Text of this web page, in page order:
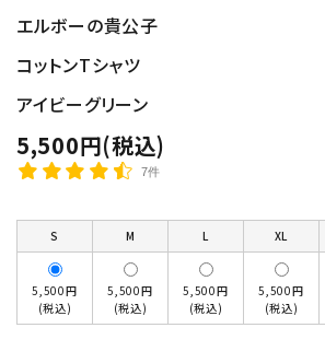
エルボーの貴公子
コットンTシャツ
アイビーグリーン
5,500円(税込)
7件
S M L XL
5,500円
(税込)
5,500円
(税込)
5,500円
(税込)
5,500円
(税込)